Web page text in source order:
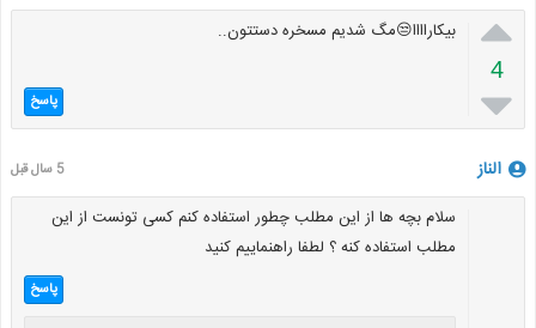

4

بیکاراااا😒مگ شدیم مسخره دستتون..
پاسخ
الناز 5 سال قبل
سلام بچه ها از این مطلب چطور استفاده کنم کسی تونست از این
مطلب استفاده کنه ؟ لطفا راهنماییم کنید
پاسخ